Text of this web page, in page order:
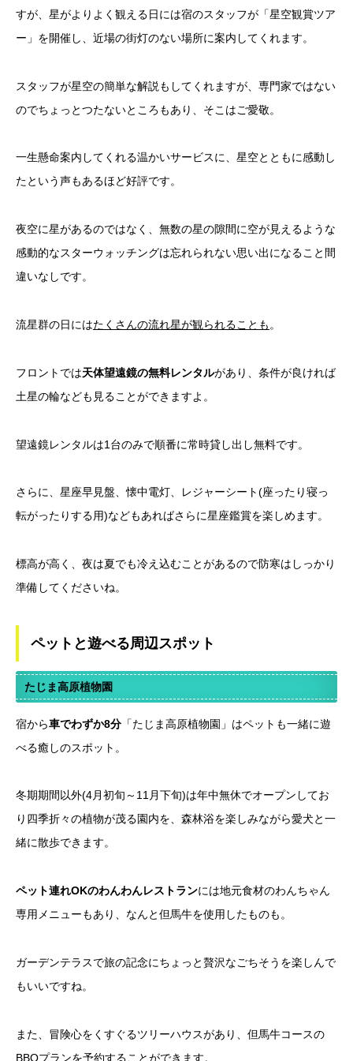
すが、星がよりよく観える日には宿のスタッフが「星空観賞ツア
ー」を開催し、近場の街灯のない場所に案内してくれます。
スタッフが星空の簡単な解説もしてくれますが、専門家ではない
のでちょっとつたないところもあり、そこはご愛敬。
一生懸命案内してくれる温かいサービスに、星空とともに感動し
たという声もあるほど好評です。
夜空に星があるのではなく、無数の星の隙間に空が見えるような
感動的なスターウォッチングは忘れられない思い出になること間
違いなしです。
流星群の日にはたくさんの流れ星が観られることも 。
フロントでは天体望遠鏡の無料レンタルがあり、条件が良ければ
土星の輪なども見ることができますよ。
望遠鏡レンタルは1台のみで順番に常時貸し出し無料です。
さらに、星座早見盤、懐中電灯、レジャーシート(座ったり寝っ
転がったりする用)などもあればさらに星座鑑賞を楽しめます。
標高が高く、夜は夏でも冷え込むことがあるので防寒はしっかり
準備してくださいね。
ペットと遊べる周辺スポット
たじま高原植物園
宿から車でわずか8分 「たじま高原植物園」はペットも一緒に遊
べる癒しのスポット。
冬期期間以外(4月初旬～11月下旬)は年中無休でオープンしてお
り四季折々の植物が茂る園内を、森林浴を楽しみながら愛犬と一
緒に散歩できます。
ペット連れOKのわんわんレストランには地元食材のわんちゃん
専用メニューもあり、なんと但馬牛を使用したものも。
ガーデンテラスで旅の記念にちょっと贅沢なごちそうを楽しんで
もいいですね。
また、冒険心をくすぐるツリーハウスがあり、但馬牛コースの
BBQプランを予約することができます。